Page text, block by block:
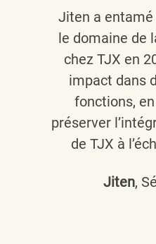
Jiten a
le domaine de
chez TJX en
impact dans
fonctions,
préserver
de TJX à
Jiten,